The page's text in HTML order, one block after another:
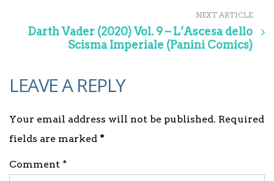
NEXT ARTICLE
Darth Vader (2020) Vol. 9 – L’Ascesa dello
Scisma Imperiale (Panini Comics)
LEAVE A REPLY
Your email address will not be published. Required
fields are marked *
Comment *